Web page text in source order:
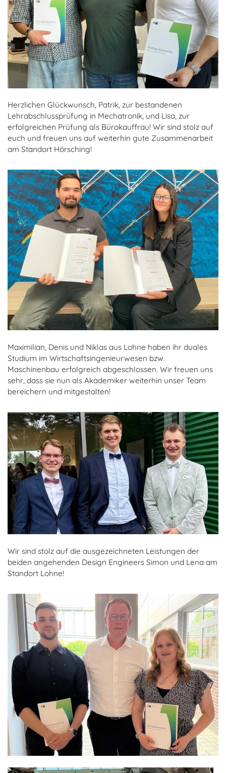
Herzlichen Glückwunsch, Patrik, zur bestandenen
Lehrabschlussprüfung in Mechatronik, und Lisa, zur
erfolgreichen Prüfung als Bürokauffrau! Wir sind stolz auf
euch und freuen uns auf weiterhin gute Zusammenarbeit
am Standort Hörsching!
Maximilian, Denis und Niklas aus Lohne haben ihr duales
Studium im Wirtschaftsingenieurwesen bzw.
Maschinenbau erfolgreich abgeschlossen. Wir freuen uns
sehr, dass sie nun als Akademiker weiterhin unser Team
bereichern und mitgestalten!
Wir sind stolz auf die ausgezeichneten Leistungen der
beiden angehenden Design Engineers Simon und Lena am
Standort Lohne!